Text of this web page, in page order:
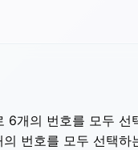
6개의 번호를 모두 선
번호를 모두 선택하